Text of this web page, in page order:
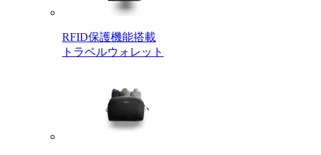
RFID保護機能搭載
トラベルウォレット